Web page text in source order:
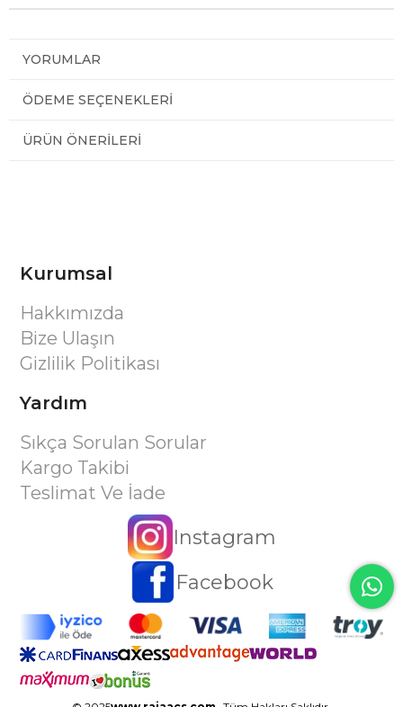
YORUMLAR
ÖDEME SEÇENEKLERI
ÜRÜN ÖNERILERI
Kurumsal
Hakkımızda
Bize Ulaşın
Gizlilik Politikası
Yardım
Sıkça Sorulan Sorular
Kargo Takibi
Teslimat Ve İade
Instagram
Facebook